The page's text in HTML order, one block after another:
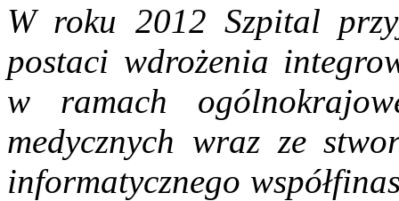
W roku 2012 Szpital
postaci wdrożenia
w ramach
medycznych wraz ze
informatycznego